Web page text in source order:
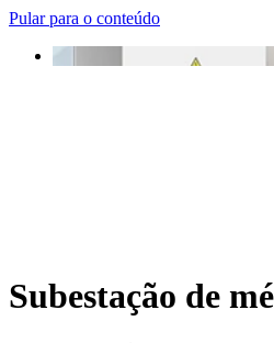
Pular para o conteúdo
Subestação de